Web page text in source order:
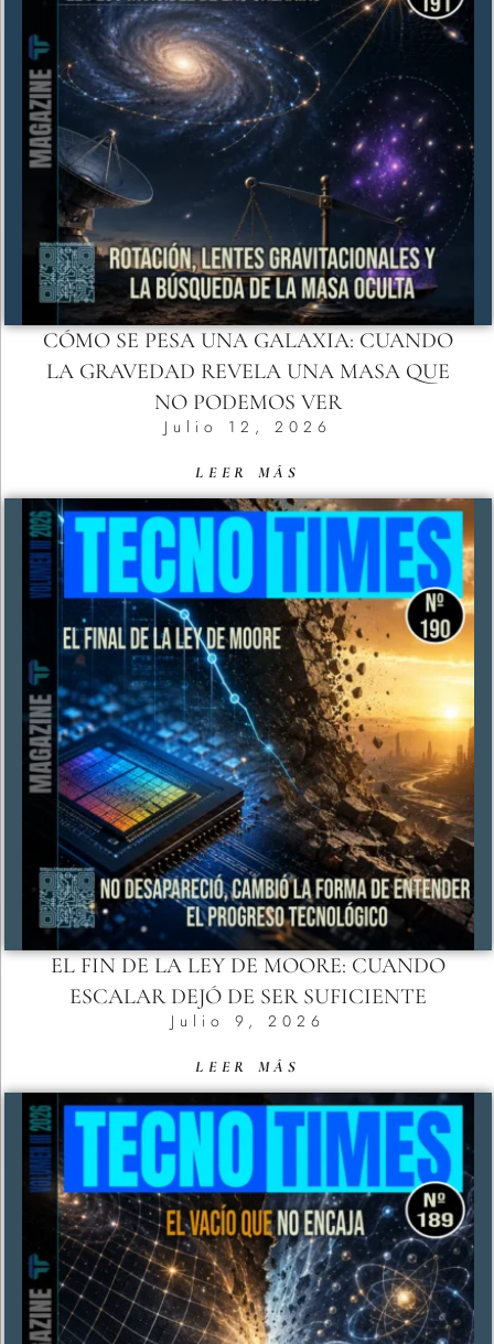
CÓMO SE PESA UNA GALAXIA: CUANDO
LA GRAVEDAD REVELA UNA MASA QUE
NO PODEMOS VER
Julio 12, 2026
LEER MÁS
EL FIN DE LA LEY DE MOORE: CUANDO
ESCALAR DEJÓ DE SER SUFICIENTE
Julio 9, 2026
LEER MÁS